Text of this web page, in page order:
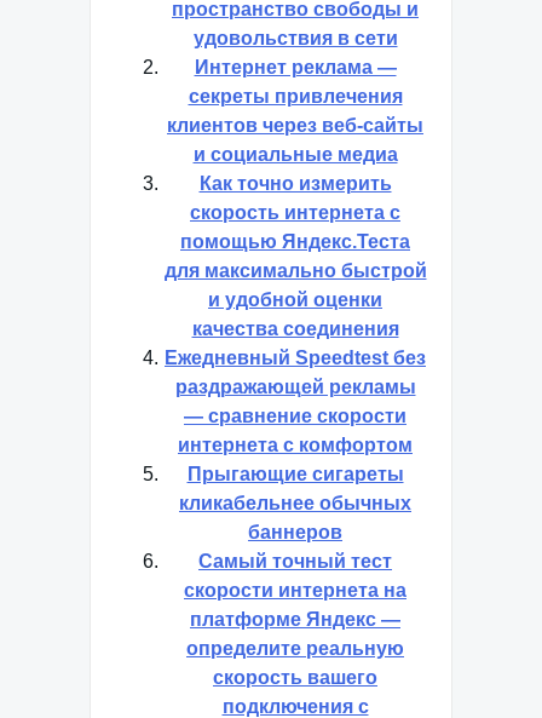
пространство свободы и
удовольствия в сети
Интернет реклама —
секреты привлечения
клиентов через веб-сайты
и социальные медиа
Как точно измерить
скорость интернета с
помощью Яндекс.Теста
для максимально быстрой
и удобной оценки
качества соединения
Ежедневный Speedtest без
раздражающей рекламы
— сравнение скорости
интернета с комфортом
Прыгающие сигареты
кликабельнее обычных
баннеров
Самый точный тест
скорости интернета на
платформе Яндекс —
определите реальную
скорость вашего
подключения с